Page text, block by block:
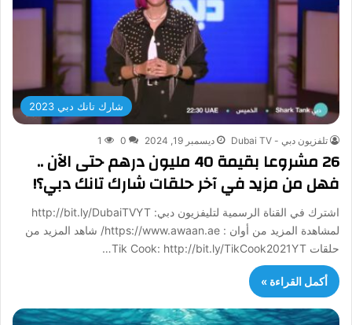
شارك تانك دبي 2023
تلفزيون دبي - Dubai TV ديسمبر 19, 2024 0
1
26 مشروعا بقيمة 40 مليون درهم حتى الآن ..
فهل من مزيد في آخر حلقات شارك تانك دبي؟!
اشترك في القناة الرسمية لتليفزيون دبي: http://bit.ly/DubaiTVYT
لمشاهدة المزيد من أوان : https://www.awaan.ae/ شاهد المزيد من
حلقات Tik Cook: http://bit.ly/TikCook2021YT…
أكمل القراءة »